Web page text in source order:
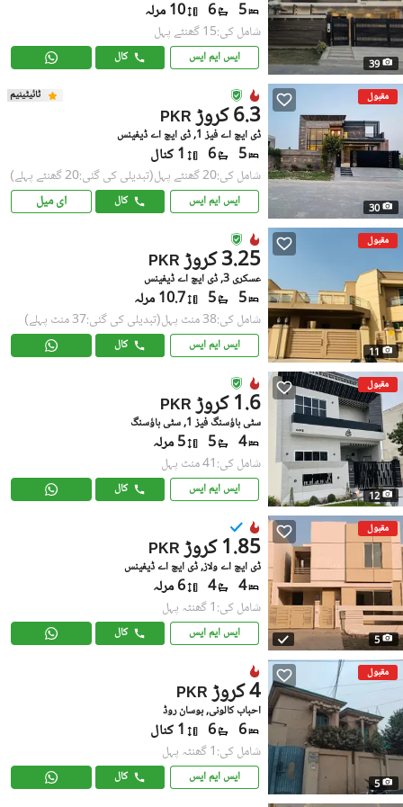
39
5
6 10 مرلہ
شامل کی:15 گھنٹے پہل
ایس ایم ایس کال
مقبول
30
ٹائیٹینیم
PKR 6.3 کروڑ
ڈی ایچ اے فیز 1, ڈی ایچ اے ڈیفینس
5
6 1 کنال
شامل کی:20 گھنٹے پہل (تبدیلی کی گئی:20 گھنٹے پہلے)
ایس ایم ایس کال ای میل
مقبول
11
PKR 3.25 کروڑ
عسکری 3, ڈی ایچ اے ڈیفینس
5
5 10.7 مرلہ
شامل کی:38 منٹ پہل (تبدیلی کی گئی:37 منٹ پہلے)
ایس ایم ایس کال
مقبول
12
PKR 1.6 کروڑ
سٹی ہاؤسنگ فیز 1, سٹی ہاؤسنگ
4
5 5 مرلہ
شامل کی:41 منٹ پہل
ایس ایم ایس کال
مقبول
5
PKR 1.85 کروڑ
ڈی ایچ اے ولاز, ڈی ایچ اے ڈیفینس
4
4 6 مرلہ
شامل کی:1 گھنٹہ پہل
ایس ایم ایس کال
مقبول
5
PKR 4 کروڑ
احباب کالونی, بوسان روڈ
6
6 1 کنال
شامل کی:1 گھنٹہ پہل
ایس ایم ایس کال